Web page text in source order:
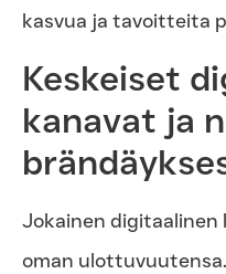
kasvua ja tavoitteita
Keskeiset
kanavat ja
Jokainen digitaalinen
oman